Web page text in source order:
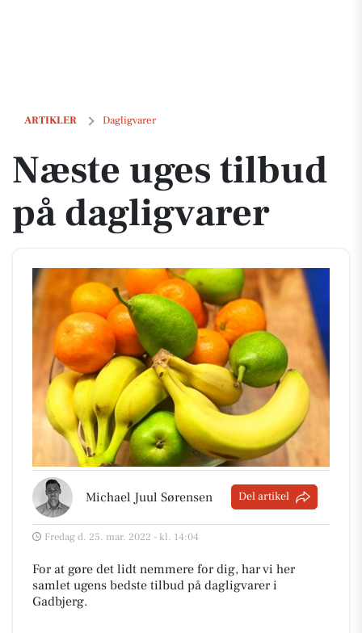
ARTIKLER Dagligvarer
Næste uges tilbud på dagligvarer
Næste uges tilbud
på dagligvarer
Michael Juul Sørensen Del artikel
Fredag d. 25. mar. 2022 - kl. 14:04
For at gøre det lidt nemmere for dig, har vi her
samlet ugens bedste tilbud på dagligvarer i
Gadbjerg.